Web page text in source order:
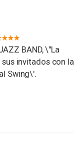
BAND, \"La
invitados con la
Swing\'.